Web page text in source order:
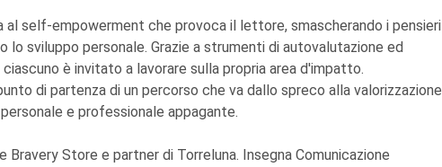
al self-empowerment che provoca il lettore, smascherando i pensieri
sviluppo personale. Grazie a strumenti di autovalutazione ed
è invitato a lavorare sulla propria area d'impatto.
di partenza di un percorso che va dallo spreco alla valorizzazione
e professionale appagante.
Bravery Store e partner di Torreluna. Insegna Comunicazione